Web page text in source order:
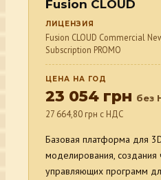
Fusion CLOUD
ЛИЦЕНЗИЯ
Fusion CLOUD Commercial
Subscription PROMO
ЦЕНА НА ГОД
23 054 грн без
27 664,80 грн с НДС
Базовая платформа для
моделирования, создания
управляющих программ